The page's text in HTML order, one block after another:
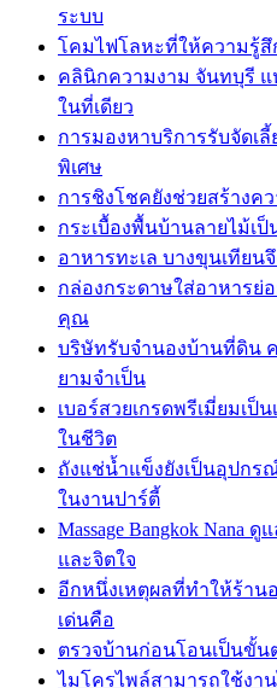
ระบบ
โคมไฟโลหะที่ให้ความรู้
คลินิกความงาม จันทบุรี
ในที่เดียว
การมองหาบริการรับจัดเ
พิเศษ
การชิงโชคยังช่วยสร้างค
กระเบื้องพื้นบ้านลายไม้เป็
อาหารทะเล บางขุนเทียน
กล่องกระดาษใส่อาหารย่
คุณ
บริษัทรับจำนองบ้านที่ดิน
ยามจำเป็น
เบอร์สวยเกรดพรีเมี่ยมเป็
ในชีวิต
ถังแช่น้ำแข็งยังเป็นอุปก
ในงานปาร์ตี้
Massage Bangkok Nana
และจิตใจ
อีกหนึ่งเหตุผลที่ทำให้ร้าน
เด่นคือ
ตรวจบ้านก่อนโอนเป็นขั้
ไมโครไพล์สามารถใช้งา